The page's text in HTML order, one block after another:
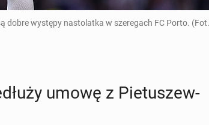
dobre występy nastolatka w szeregach FC Porto. (Fot.
umowę z Pie­tu­szew­